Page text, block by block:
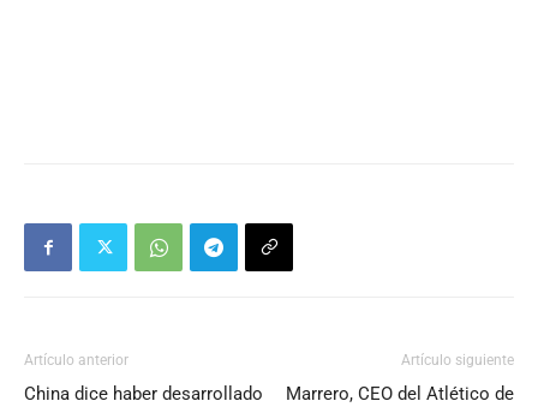
Artículo anterior
China dice haber desarrollado
Artículo siguiente
Marrero, CEO del Atlético de